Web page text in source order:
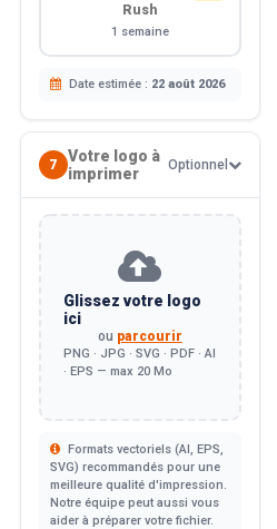
Rush
1 semaine
Date estimée : 22 août 2026
7
Votre logo à
imprimer
Optionnel
Glissez votre logo
ici
ou parcourir
PNG · JPG · SVG · PDF · AI
· EPS — max 20 Mo
Formats vectoriels (AI, EPS,
SVG) recommandés pour une
meilleure qualité d'impression.
Notre équipe peut aussi vous
aider à préparer votre fichier.